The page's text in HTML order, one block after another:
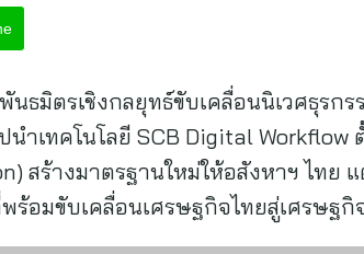
มิตรเชิงกลยุทธ์ขับเคลื่อนนิเวศธุรกร
ำเทคโนโลยี SCB Digital
สร้างมาตรฐานใหม่ให้อสังหาฯ ไทย
อมขับเคลื่อนเศรษฐกิจไทยสู่เศรษฐกิ